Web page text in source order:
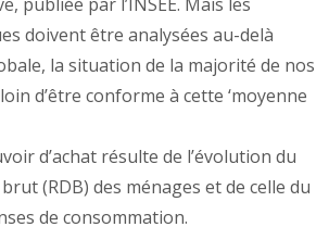
publiée par l’INSEE. Mais les
doivent être analysées au-delà
la situation de la majorité de nos
d’être conforme à cette ‘moyenne
d’achat résulte de l’évolution du
(RDB) des ménages et de celle du
de consommation.